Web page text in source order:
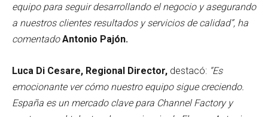
equipo para seguir desarrollando el negocio y asegurando
a nuestros clientes resultados y servicios de calidad”, ha
comentadoAntonio Pajón.
Luca Di Cesare, Regional Director, destacó: “Es
emocionante ver cómo nuestro equipo sigue creciendo.
España es un mercado clave para Channel Factory y